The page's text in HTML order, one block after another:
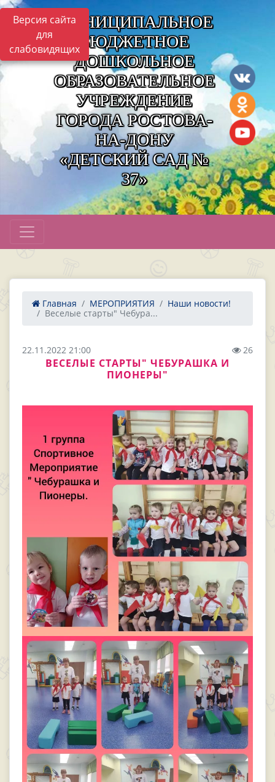
Версия сайта
для
слабовидящих
МУНИЦИПАЛЬНОЕ
БЮДЖЕТНОЕ
ДОШКОЛЬНОЕ
ОБРАЗОВАТЕЛЬНОЕ
УЧРЕЖДЕНИЕ
ГОРОДА РОСТОВА-
НА-ДОНУ
«ДЕТСКИЙ САД №
37»
Главная МЕРОПРИЯТИЯ
Наши новости!
Веселые старты" Чебура...
22.11.2022 21:00 26
ВЕСЕЛЫЕ СТАРТЫ" ЧЕБУРАШКА И
ПИОНЕРЫ"